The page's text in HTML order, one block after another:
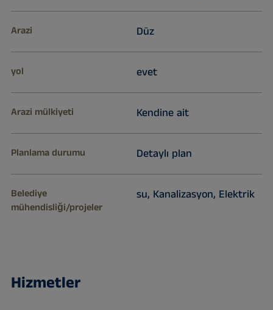
Arazi Düz
yol evet
Arazi mülkiyeti Kendine ait
Planlama durumu Detaylı plan
Belediye
mühendisliği/projeler
su, Kanalizasyon, Elektrik
Hizmetler